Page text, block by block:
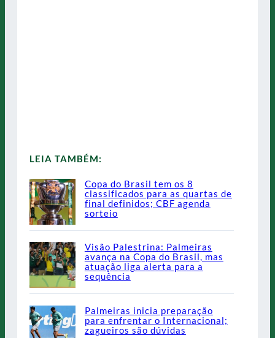
LEIA TAMBÉM:
Copa do Brasil tem os 8
classificados para as quartas de
final definidos; CBF agenda
sorteio
Visão Palestrina: Palmeiras
avança na Copa do Brasil, mas
atuação liga alerta para a
sequência
Palmeiras inicia preparação
para enfrentar o Internacional;
zagueiros são dúvidas